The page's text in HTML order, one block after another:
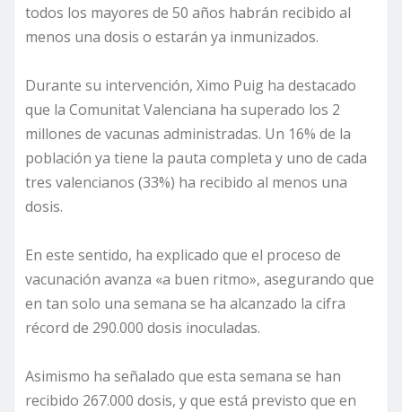
todos los mayores de 50 años habrán recibido al
menos una dosis o estarán ya inmunizados.
Durante su intervención, Ximo Puig ha destacado
que la Comunitat Valenciana ha superado los 2
millones de vacunas administradas. Un 16% de la
población ya tiene la pauta completa y uno de cada
tres valencianos (33%) ha recibido al menos una
dosis.
En este sentido, ha explicado que el proceso de
vacunación avanza «a buen ritmo», asegurando que
en tan solo una semana se ha alcanzado la cifra
récord de 290.000 dosis inoculadas.
Asimismo ha señalado que esta semana se han
recibido 267.000 dosis, y que está previsto que en